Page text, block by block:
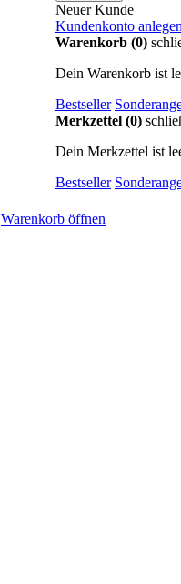
Neuer Kunde
Kundenkonto
Warenkorb (0)
Dein Warenkorb ist
Bestseller
Merkzettel (0)
Dein Merkzettel ist
Bestseller
Warenkorb öffnen